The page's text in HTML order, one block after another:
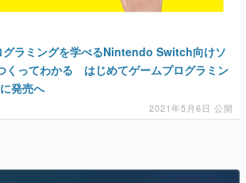
グラミングを学べるNintendo Switch向けソ
くってわかる はじめてゲームプログラミン
発売へ
2021年5月6日 公開